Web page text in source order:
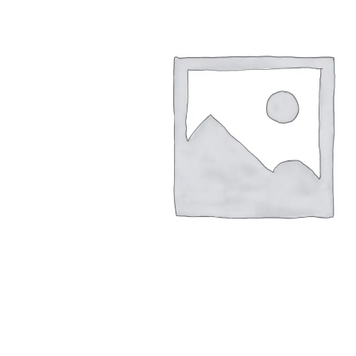
Arbres fruitiers
Plantes méditerranéennes et exotiques
Plantes
Plantes
Plantes
Plantes
Plantes